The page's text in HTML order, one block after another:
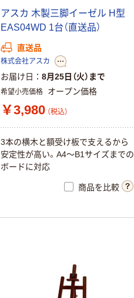
アスカ 木製三脚イーゼル H型
EAS04WD 1台（直送品）
直送品
株式会社アスカ
お届け日 8月25日（火）まで
希望小売価格 オープン価格
￥3,980 （税込）
3本の横木と額受け板で支えるから
安定性が高い。A4～B1サイズまでの
ボードに対応
商品を比較